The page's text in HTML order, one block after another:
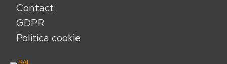
Contact
GDPR
Politica cookie